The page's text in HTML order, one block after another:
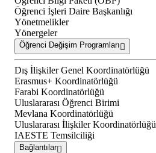
Öğrenci İşleri Daire Başkanlığı
Yönetmelikler
Yönergeler
Öğrenci Değişim Programları
Dış İlişkiler Genel Koordinatörlüğü
Erasmus+ Koordinatörlüğü
Farabi Koordinatörlüğü
Uluslararası Öğrenci Birimi
Mevlana Koordinatörlüğü
Uluslararası İlişkiler Koordinatörlüğü
IAESTE Temsilciliği
Bağlantılar